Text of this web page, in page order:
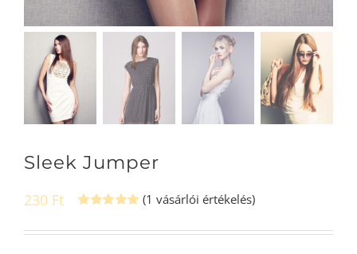
Sleek Jumper
230 Ft
5.00az 5-
(1 vásárlói értékelés)